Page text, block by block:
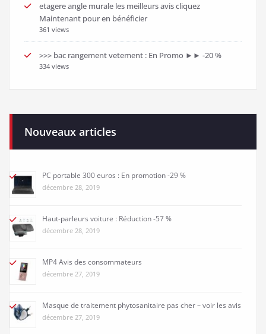
etagere angle murale les meilleurs avis cliquez
Maintenant pour en bénéficier
361 views
>>> bac rangement vetement : En Promo ►► -20 %
334 views
Nouveaux articles
PC portable 300 euros : En promotion -29 %
décembre 28, 2019
Haut-parleurs voiture : Réduction -57 %
décembre 28, 2019
MP4 Avis des consommateurs
décembre 27, 2019
Masque de traitement phytosanitaire pas cher – voir les avis
décembre 27, 2019